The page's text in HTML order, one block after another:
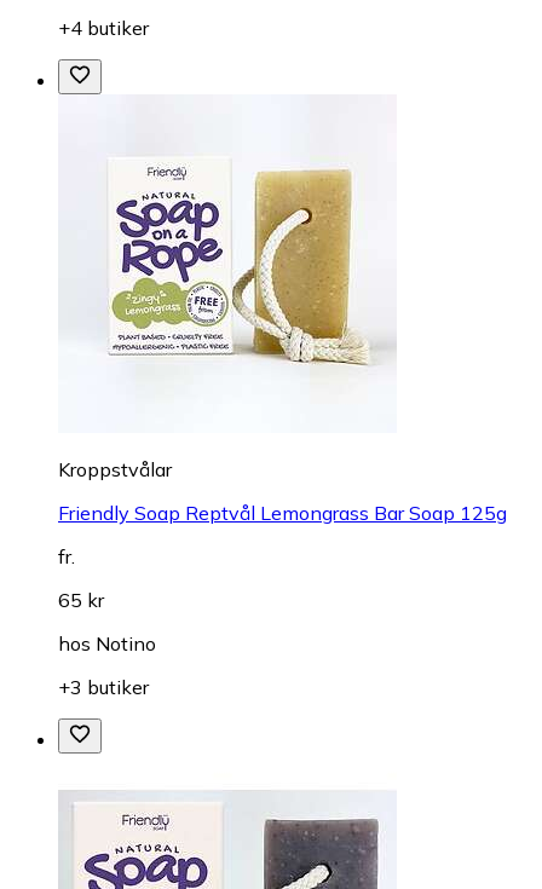
+4 butiker
Kroppstvålar
Friendly Soap Reptvål Lemongrass Bar Soap 125g
fr.
65 kr
hos Notino
+3 butiker